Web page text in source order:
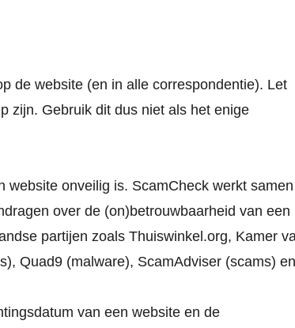
de website (en in alle correspondentie). Let
zijn. Gebruik dit dus niet als het enige
website onveilig is. ScamCheck werkt samen
over de (on)betrouwbaarheid van een
partijen zoals Thuiswinkel.org, Kamer
Quad9 (malware), ScamAdviser (scams) en
van een website en de